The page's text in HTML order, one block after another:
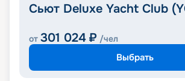
Сьют Deluxe Yacht Club
от 301 024 ₽ /чел
Выбрать